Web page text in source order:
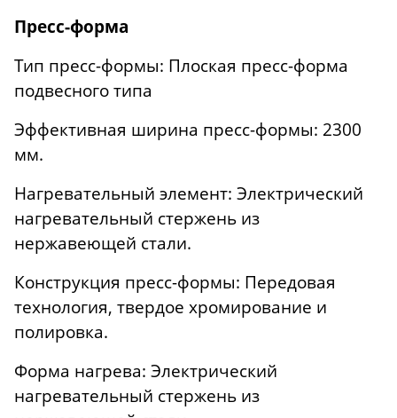
Пресс-форма
Тип пресс-формы: Плоская пресс-форма
подвесного типа
Эффективная ширина пресс-формы: 2300
мм.
Нагревательный элемент: Электрический
нагревательный стержень из
нержавеющей стали.
Конструкция пресс-формы: Передовая
технология, твердое хромирование и
полировка.
Форма нагрева: Электрический
нагревательный стержень из